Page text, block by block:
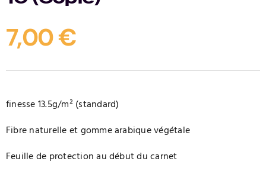
7,00€
finesse 13.5g/m² (standard)
Fibre naturelle et gomme arabique végétale
Feuille de protection au début du carnet